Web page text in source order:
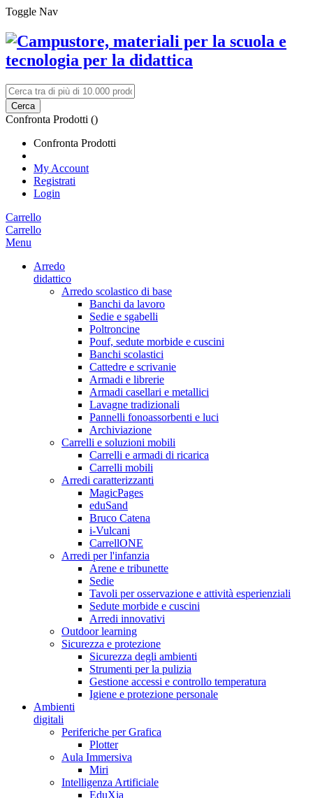
Toggle Nav
Cerca
Confronta Prodotti ()
Confronta Prodotti
My Account
Registrati
Login
Carrello
Carrello
Menu
Arredo
didattico
Arredo scolastico di base
Banchi da lavoro
Sedie e sgabelli
Poltroncine
Pouf, sedute morbide e cuscini
Banchi scolastici
Cattedre e scrivanie
Armadi e librerie
Armadi casellari e metallici
Lavagne tradizionali
Pannelli fonoassorbenti e luci
Archiviazione
Carrelli e soluzioni mobili
Carrelli e armadi di ricarica
Carrelli mobili
Arredi caratterizzanti
MagicPages
eduSand
Bruco Catena
i-Vulcani
CarrellONE
Arredi per l'infanzia
Arene e tribunette
Sedie
Tavoli per osservazione e attività esperienziali
Sedute morbide e cuscini
Arredi innovativi
Outdoor learning
Sicurezza e protezione
Sicurezza degli ambienti
Strumenti per la pulizia
Gestione accessi e controllo temperatura
Igiene e protezione personale
Ambienti
digitali
Periferiche per Grafica
Plotter
Aula Immersiva
Miri
Intelligenza Artificiale
EduXia